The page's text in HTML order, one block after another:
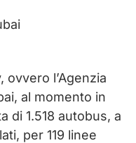
ovvero l’Agenzia
al momento in
di 1.518 autobus, a
per 119 linee